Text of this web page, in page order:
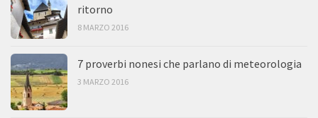
ritorno
8 MARZO 2016
7 proverbi nonesi che parlano di meteorologia
3 MARZO 2016